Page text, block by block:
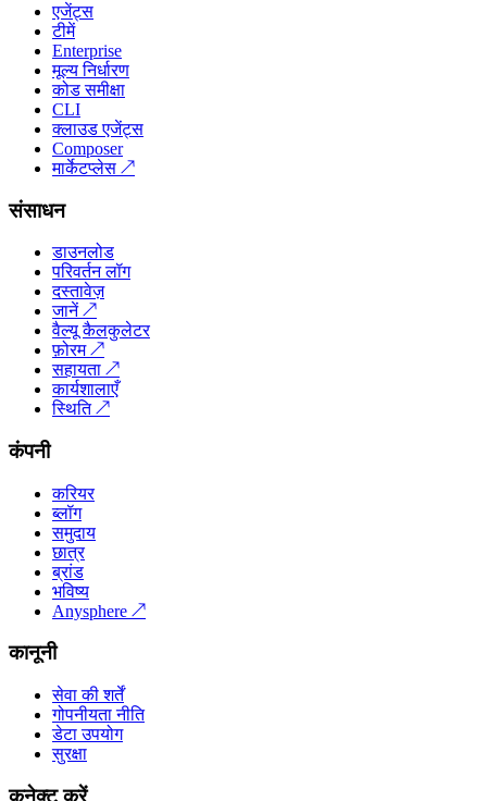
एजेंट्स
टीमें
Enterprise
मूल्य निर्धारण
कोड समीक्षा
CLI
क्लाउड एजेंट्स
Composer
मार्केटप्लेस ↗
संसाधन
डाउनलोड
परिवर्तन लॉग
दस्तावेज़
जानें↗
वैल्यू कैलकुलेटर
फ़ोरम↗
सहायता ↗
कार्यशालाएँ
स्थिति↗
कंपनी
करियर
ब्लॉग
समुदाय
छात्र
ब्रांड
भविष्य
Anysphere ↗
कानूनी
सेवा की शर्तें
गोपनीयता नीति
डेटा उपयोग
सुरक्षा
कनेक्ट करें